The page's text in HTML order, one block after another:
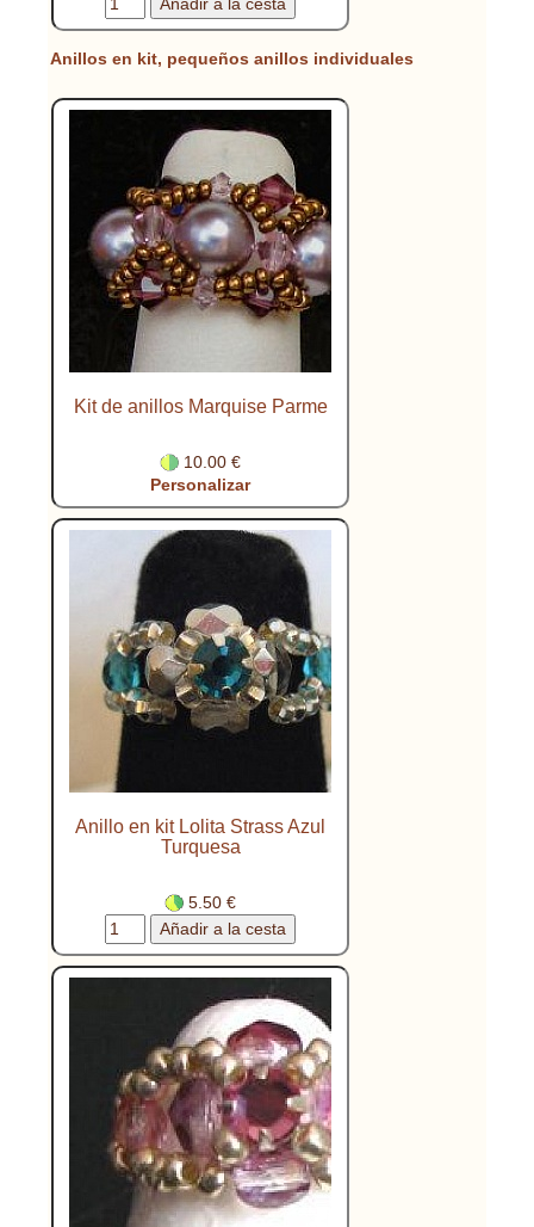
Anillos en kit, pequeños anillos individuales
Kit de anillos Marquise Parme
10.00 €
Personalizar
Anillo en kit Lolita Strass Azul
Turquesa
5.50 €